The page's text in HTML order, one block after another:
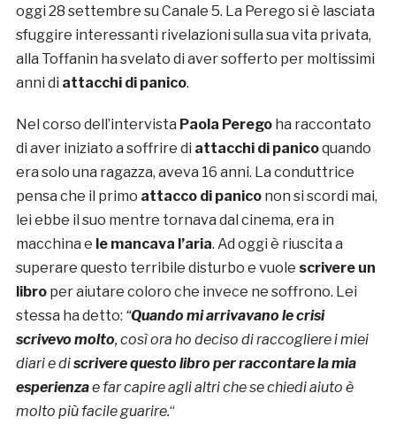
oggi 28 settembre su Canale 5. La Perego si è lasciata
sfuggire interessanti rivelazioni sulla sua vita privata,
alla Toffanin ha svelato di aver sofferto per moltissimi
anni di attacchi di panico.
Nel corso dell’intervista Paola Perego ha raccontato
di aver iniziato a soffrire di attacchi di panicoquando
era solo una ragazza, aveva 16 anni. La conduttrice
pensa che il primo attacco di paniconon si scordi mai,
lei ebbe il suo mentre tornava dal cinema, era in
macchina e le mancava l’aria. Ad oggi è riuscita a
superare questo terribile disturbo e vuole scrivere un
libroper aiutare coloro che invece ne soffrono. Lei
stessa ha detto: “Quando mi arrivavano le crisi
scrivevo molto, così ora ho deciso di raccogliere i miei
diari e discrivere questo libro per raccontare la mia
esperienzae far capire agli altri che se chiedi aiuto è
molto più facile guarire.“